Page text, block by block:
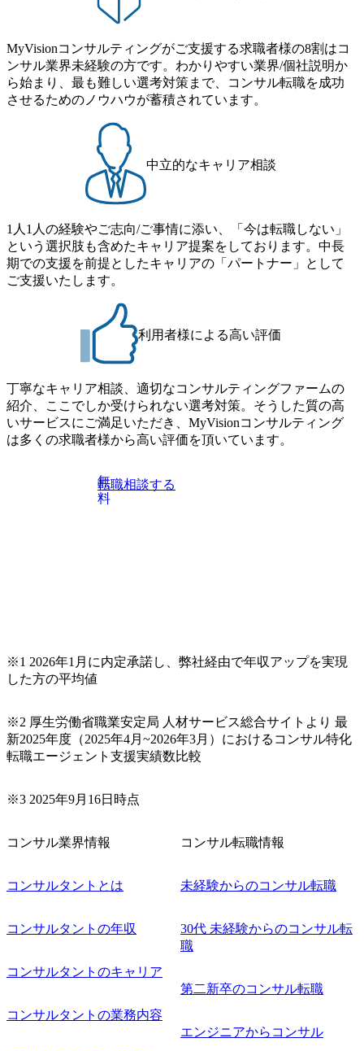
MyVisionコンサルティングがご支援する求職者様の8割はコ
ンサル業界未経験の方です。わかりやすい業界/個社説明か
ら始まり、最も難しい選考対策まで、コンサル転職を成功
させるためのノウハウが蓄積されています。
中立的なキャリア相談
1人1人の経験やご志向/ご事情に添い、「今は転職しない」
という選択肢も含めたキャリア提案をしております。中長
期での支援を前提としたキャリアの「パートナー」として
ご支援いたします。
利用者様による高い評価
丁寧なキャリア相談、適切なコンサルティングファームの
紹介、ここでしか受けられない選考対策。そうした質の高
いサービスにご満足いただき、MyVisionコンサルティング
は多くの求職者様から高い評価を頂いています。
無
料
転職相談する
※1 2026年1月に内定承諾し、弊社経由で年収アップを実現
した方の平均値
※2 厚生労働省職業安定局 人材サービス総合サイトより 最
新2025年度（2025年4月~2026年3月）におけるコンサル特化
転職エージェント支援実績数比較
※3 2025年9月16日時点
コンサル業界情報
コンサルタントとは
コンサルタントの年収
コンサルタントのキャリア
コンサルタントの業務内容
コンサル転職情報
未経験からのコンサル転職
30代 未経験からのコンサル転
職
第二新卒のコンサル転職
エンジニアからコンサル